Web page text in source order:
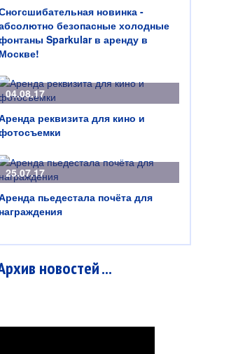
новинка -
безопасные холодные
Sparkular в аренду в
Москве!
04.08.17
реквизита для кино и
25.07.17
пьедестала почёта для
награждения
новостей ...